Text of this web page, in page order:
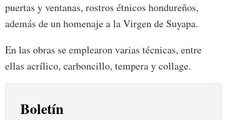
puertas y ventanas, rostros étnicos hondureños,
además de un homenaje a la Virgen de Suyapa.
En las obras se emplearon varias técnicas, entre
ellas acrílico, carboncillo, tempera y collage.
Boletín